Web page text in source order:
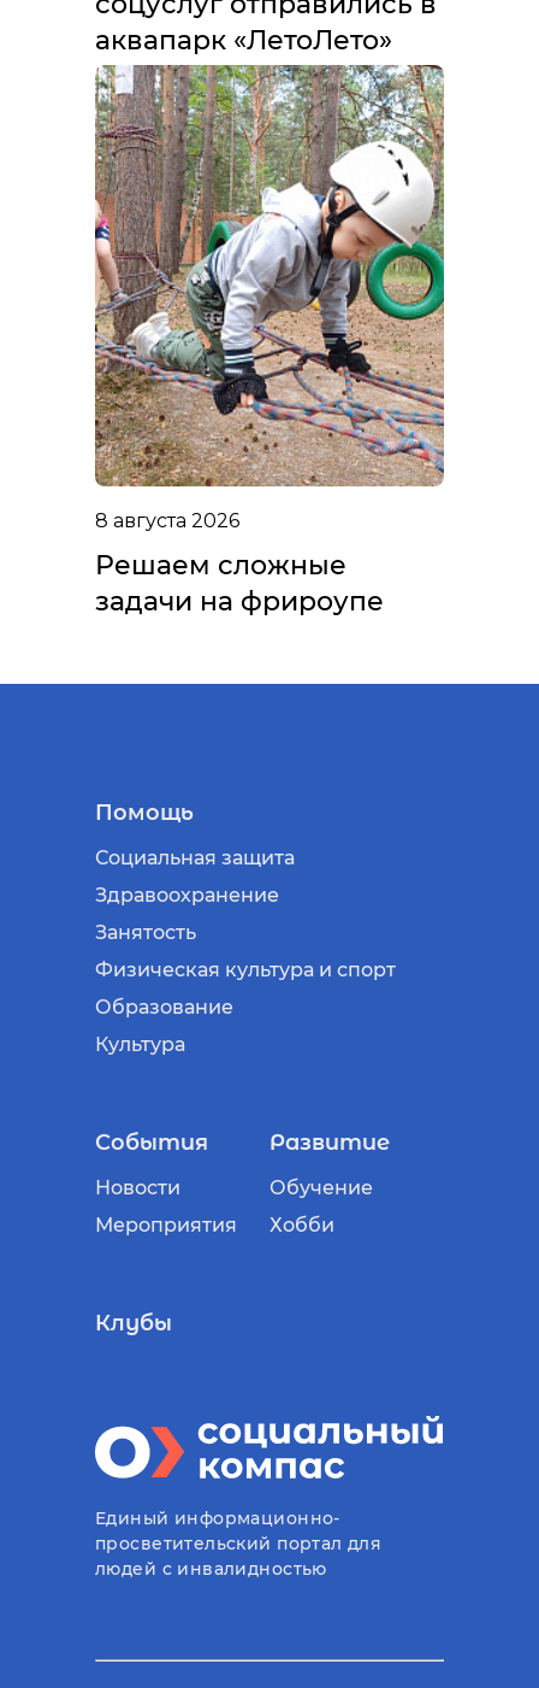
аквапарк «ЛетоЛето»
8 августа 2026
Решаем сложные
задачи на фрироупе
Помощь
Социальная защита
Здравоохранение
Занятость
Физическая культура и спорт
Образование
Культура
События
Новости
Мероприятия
Развитие
Обучение
Хобби
Клубы
Единый информационно-
просветительский портал для
людей с инвалидностью